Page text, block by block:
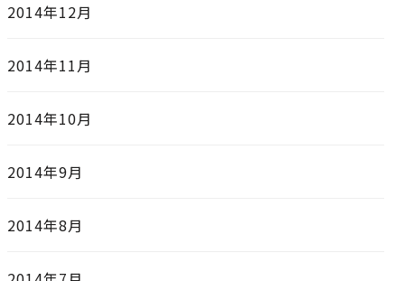
2014年12月
2014年11月
2014年10月
2014年9月
2014年8月